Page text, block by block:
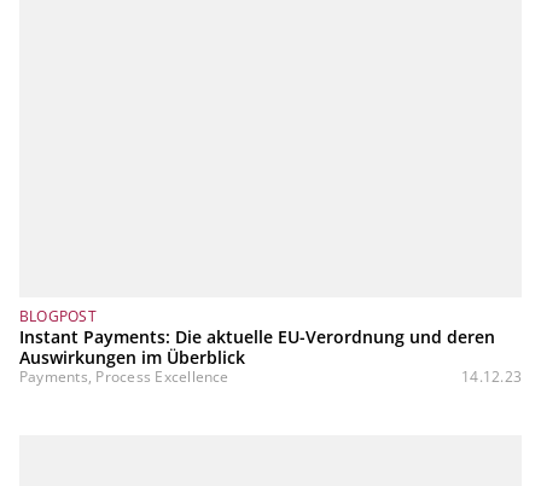
BLOGPOST
Instant Payments: Die aktuelle EU-Verordnung und deren
Auswirkungen im Überblick
Payments, Process Excellence 14.12.23